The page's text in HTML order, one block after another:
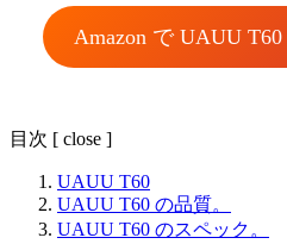
Amazon で UAUU
目次 [ close ]
UAUU T60
UAUU T60 の品質。
UAUU T60 のスペック。